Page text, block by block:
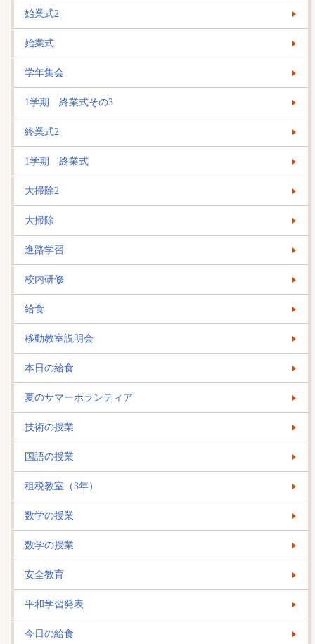
始業式2
始業式
学年集会
1学期 終業式その3
終業式2
1学期 終業式
大掃除2
大掃除
進路学習
校内研修
給食
移動教室説明会
本日の給食
夏のサマーボランティア
技術の授業
国語の授業
租税教室（3年）
数学の授業
数学の授業
安全教育
平和学習発表
今日の給食